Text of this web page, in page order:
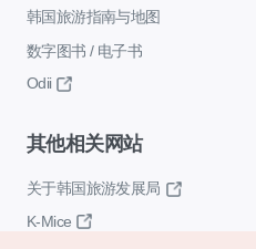
韩国旅游指南与地图
数字图书 / 电子书
Odii
其他相关网站
关于韩国旅游发展局
K-Mice